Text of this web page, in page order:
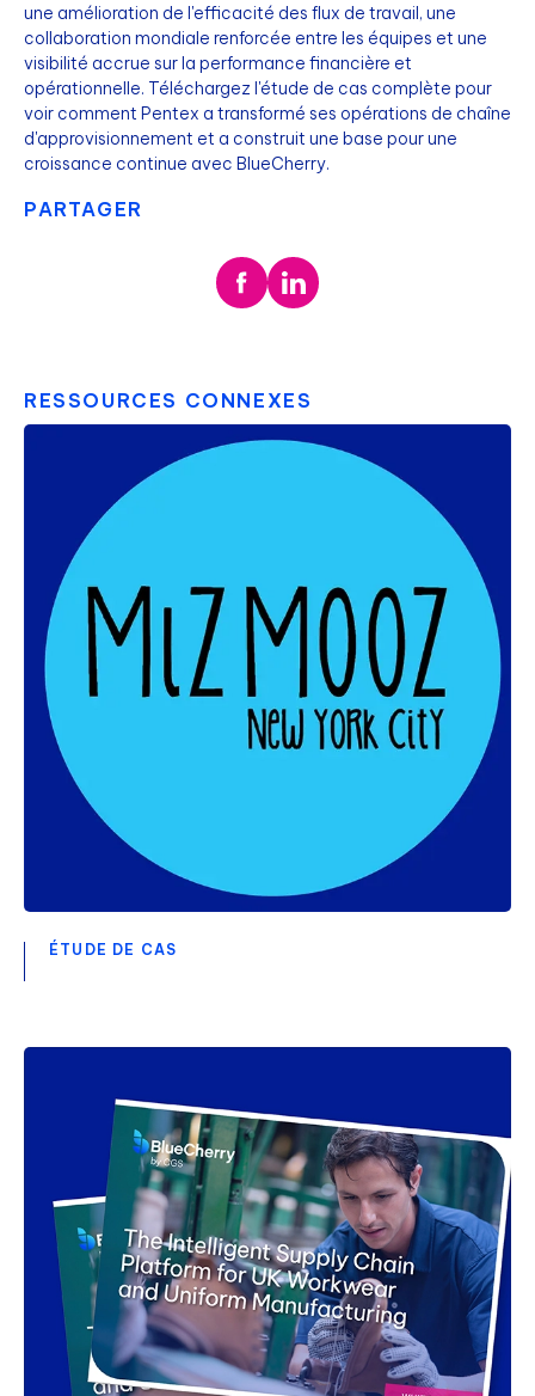
une amélioration de l'efficacité des flux de travail, une
collaboration mondiale renforcée entre les équipes et une
visibilité accrue sur la performance financière et
opérationnelle. Téléchargez l'étude de cas complète pour
voir comment Pentex a transformé ses opérations de chaîne
d'approvisionnement et a construit une base pour une
croissance continue avec BlueCherry.
PARTAGER
RESSOURCES CONNEXES
ÉTUDE DE CAS